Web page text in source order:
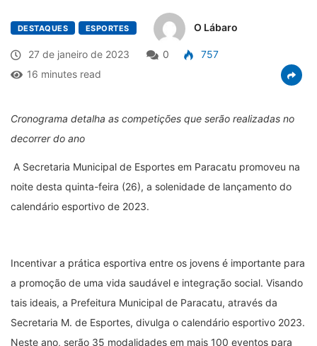
DESTAQUES ESPORTES O Lábaro
27 de janeiro de 2023 0
757
16 minutes read
Cronograma detalha as competições que serão realizadas no
decorrer do ano
A Secretaria Municipal de Esportes em Paracatu promoveu na
noite desta quinta-feira (26), a solenidade de lançamento do
calendário esportivo de 2023.
Incentivar a prática esportiva entre os jovens é importante para
a promoção de uma vida saudável e integração social. Visando
tais ideais, a Prefeitura Municipal de Paracatu, através da
Secretaria M. de Esportes, divulga o calendário esportivo 2023.
Neste ano, serão 35 modalidades em mais 100 eventos para